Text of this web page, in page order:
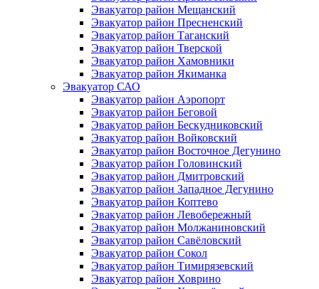
Эвакуатор район Мещанский
Эвакуатор район Пресненский
Эвакуатор район Таганский
Эвакуатор район Тверской
Эвакуатор район Хамовники
Эвакуатор район Якиманка
Эвакуатор САО
Эвакуатор район Аэропорт
Эвакуатор район Беговой
Эвакуатор район Бескудниковский
Эвакуатор район Войковский
Эвакуатор район Восточное Дегунино
Эвакуатор район Головинский
Эвакуатор район Дмитровский
Эвакуатор район Западное Дегунино
Эвакуатор район Коптево
Эвакуатор район Левобережный
Эвакуатор район Молжаниновский
Эвакуатор район Савёловский
Эвакуатор район Сокол
Эвакуатор район Тимирязевский
Эвакуатор район Ховрино